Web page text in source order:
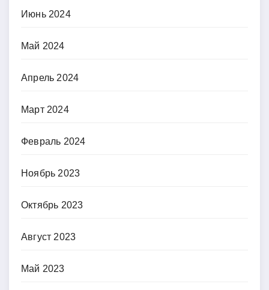
Июнь 2024
Май 2024
Апрель 2024
Март 2024
Февраль 2024
Ноябрь 2023
Октябрь 2023
Август 2023
Май 2023